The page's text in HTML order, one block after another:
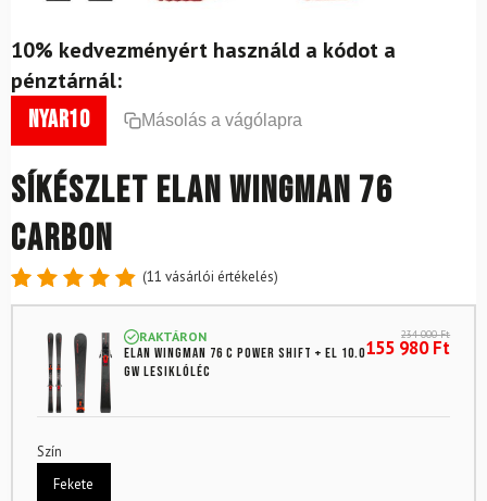
10% kedvezményért használd a kódot a
pénztárnál:
nyar10 Másolás a vágólapra
Síkészlet ELAN Wingman 76
Carbon
Értékelés
5-ből,
11
értékelés
alapján
(11 vásárlói értékelés)
RAKTÁRON
ELAN Wingman 76 C Power Shift + EL 10.0
GW lesiklóléc
234 000Ft
155 980Ft
Szín
Fekete